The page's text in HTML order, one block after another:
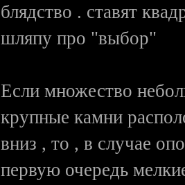
блядство . ставят
шляпу про "выбор"
Если множество
крупные камни
вниз , то , в случае
первую очередь